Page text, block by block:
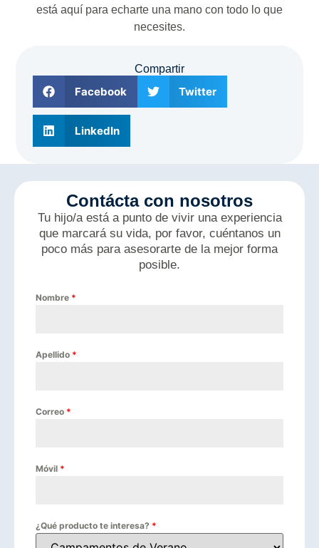
está aquí para echarte una mano con todo lo que
necesites.
Compartir
Facebook Twitter
LinkedIn
Contácta con nosotros
Tu hijo/a está a punto de vivir una experiencia
que marcará su vida, por favor, cuéntanos un
poco más para asesorarte de la mejor forma
posible.
Nombre *
Apellido *
Correo *
Móvil *
¿Qué producto te interesa? *